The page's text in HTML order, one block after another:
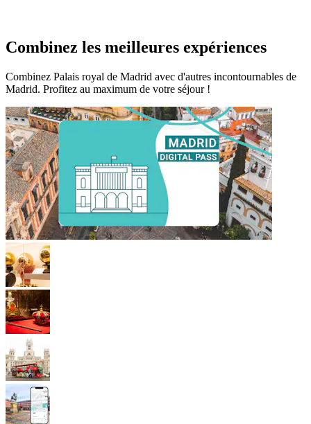
Combinez les meilleures expériences
Combinez Palais royal de Madrid avec d'autres incontournables de
Madrid. Profitez au maximum de votre séjour !